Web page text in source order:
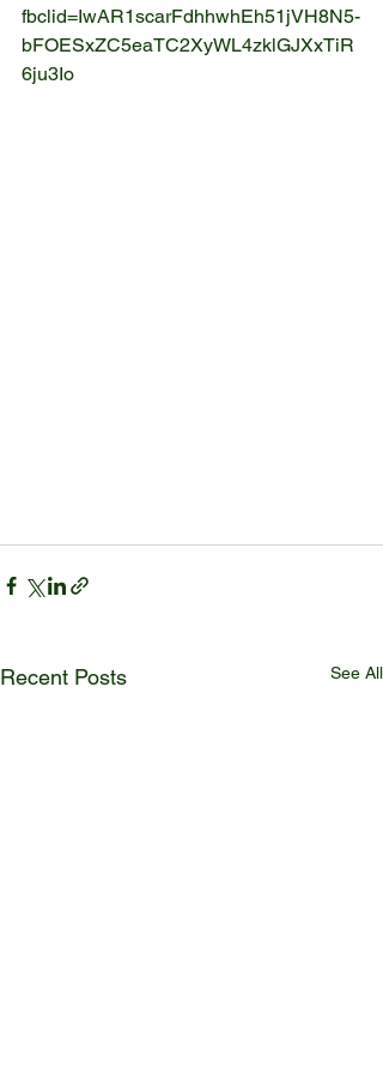
fbclid=IwAR1scarFdhhwhEh51jVH8N5-
bFOESxZC5eaTC2XyWL4zklGJXxTiR
6ju3Io
Recent Posts See All